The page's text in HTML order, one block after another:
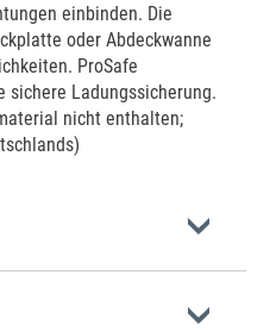
einbinden. Die
oder Abdeckwanne
ProSafe
sichere Ladungssicherung.
nicht enthalten;